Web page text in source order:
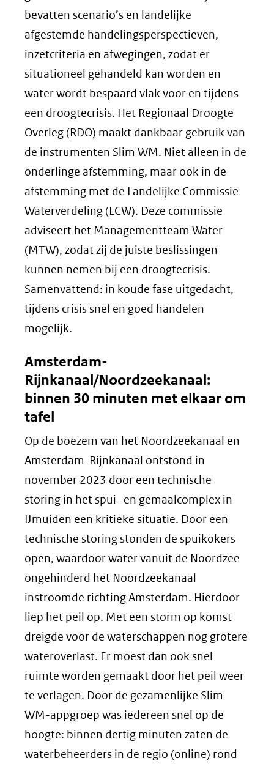
bevatten scenario’s en landelijke
afgestemde handelingsperspectieven,
inzetcriteria en afwegingen, zodat er
situationeel gehandeld kan worden en
water wordt bespaard vlak voor en tijdens
een droogtecrisis. Het Regionaal Droogte
Overleg (RDO) maakt dankbaar gebruik van
de instrumenten Slim WM. Niet alleen in de
onderlinge afstemming, maar ook in de
afstemming met de Landelijke Commissie
Waterverdeling (LCW). Deze commissie
adviseert het Managementteam Water
(MTW), zodat zij de juiste beslissingen
kunnen nemen bij een droogtecrisis.
Samenvattend: in koude fase uitgedacht,
tijdens crisis snel en goed handelen
mogelijk.
Amsterdam-
Rijnkanaal/Noordzeekanaal:
binnen 30 minuten met elkaar om
tafel
Op de boezem van het Noordzeekanaal en
Amsterdam-Rijnkanaal ontstond in
november 2023 door een technische
storing in het spui- en gemaalcomplex in
IJmuiden een kritieke situatie. Door een
technische storing stonden de spuikokers
open, waardoor water vanuit de Noordzee
ongehinderd het Noordzeekanaal
instroomde richting Amsterdam. Hierdoor
liep het peil op. Met een storm op komst
dreigde voor de waterschappen nog grotere
wateroverlast. Er moest dan ook snel
ruimte worden gemaakt door het peil weer
te verlagen. Door de gezamenlijke Slim
WM-appgroep was iedereen snel op de
hoogte: binnen dertig minuten zaten de
waterbeheerders in de regio (online) rond